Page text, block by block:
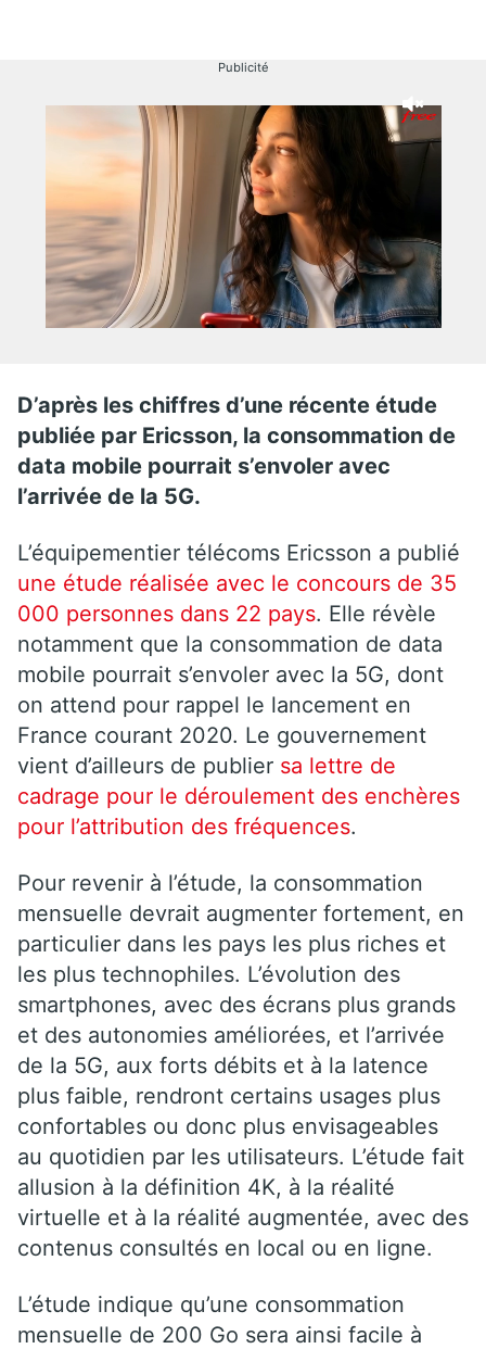
Publicité
D’après les chiffres d’une récente étude
publiée par Ericsson, la consommation de
data mobile pourrait s’envoler avec
l’arrivée de la 5G.
L’équipementier télécoms Ericsson a publié
une étude réalisée avec le concours de 35
000 personnes dans 22 pays. Elle révèle
notamment que la consommation de data
mobile pourrait s’envoler avec la 5G, dont
on attend pour rappel le lancement en
France courant 2020. Le gouvernement
vient d’ailleurs de publier sa lettre de
cadrage pour le déroulement des enchères
pour l’attribution des fréquences.
Pour revenir à l’étude, la consommation
mensuelle devrait augmenter fortement, en
particulier dans les pays les plus riches et
les plus technophiles. L’évolution des
smartphones, avec des écrans plus grands
et des autonomies améliorées, et l’arrivée
de la 5G, aux forts débits et à la latence
plus faible, rendront certains usages plus
confortables ou donc plus envisageables
au quotidien par les utilisateurs. L’étude fait
allusion à la définition 4K, à la réalité
virtuelle et à la réalité augmentée, avec des
contenus consultés en local ou en ligne.
L’étude indique qu’une consommation
mensuelle de 200 Go sera ainsi facile à